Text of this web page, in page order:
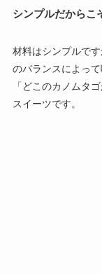
シンプルだからこ
材料はシンプルで
のバランスによっ
「どこのカノムタ
スイーツです。